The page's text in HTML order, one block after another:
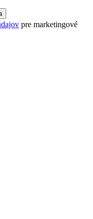
pre marketingové